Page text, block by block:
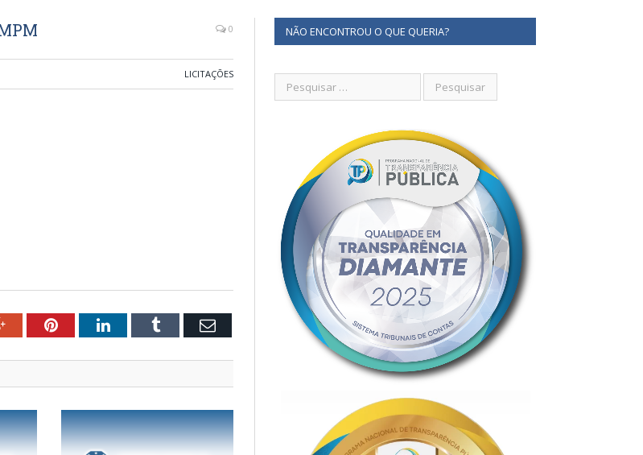
0
LICITAÇÕES
Google+PinterestLinkedInTumblr Email
NÃO ENCONTROU O QUE QUERIA?